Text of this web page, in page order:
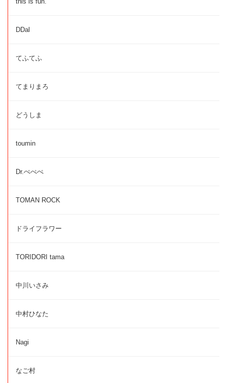
DDal
てふてふ
てまりまろ
どうしま
toumin
Dr.ぺぺぺ
TOMAN ROCK
ドライフラワー
TORIDORI tama
中川いさみ
中村ひなた
Nagi
なご村